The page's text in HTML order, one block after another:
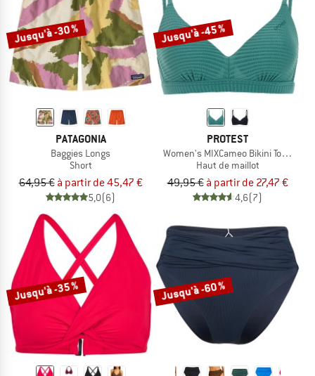
Jusqu'à -30 %
PATAGONIA
Baggies Longs
Short
64,95 € à partir de 45,47 €
5,0(6)
Jusqu'à -45 %
PROTEST
Women's MIXCameo Bikini Top BCD-
Haut de maillot
49,95 € à partir de 27,47 €
4,6(7)
Jusqu'à -35 % Jusqu'à -60 %